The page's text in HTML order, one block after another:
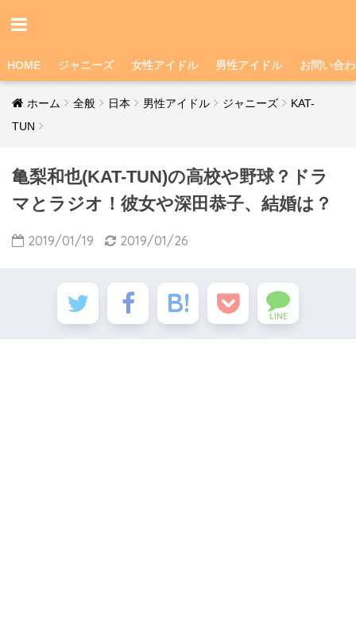
HOME ジャニーズ 女性アイドル 男性アイドル お問い合
ホーム 全般 日本 男性アイドル ジャニーズ
KAT-
TUN
亀梨和也(KAT-TUN)の高校や野球？ドラ
マとラジオ！彼女や深田恭子、結婚は？
2019/01/19 2019/01/26
LINE